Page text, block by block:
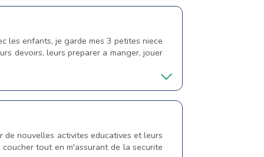
les enfants, je garde mes 3 petites niece
devoirs, leurs preparer a manger, jouer
de nouvelles activites educatives et leurs
tout en m'assurant de la securite